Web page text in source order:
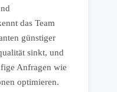
das Team
günstiger
sinkt, und
Anfragen wie
optimieren.